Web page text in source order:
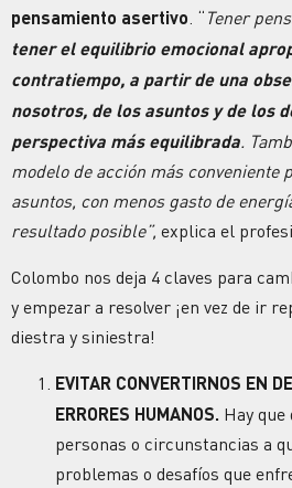
pensamiento asertivo. “ Tener
tener el equilibrio emocional
contratiempo, a partir de una
nosotros, de los asuntos y de los
perspectiva más equilibrada.
modelo de acción más conveniente
asuntos, con menos gasto de
resultado posible”, explica el
Colombo nos deja 4 claves para
y empezar a resolver ¡en vez de ir
diestra y siniestra!
EVITAR CONVERTIRNOS EN
ERRORES HUMANOS. Hay
personas o circunstancias a
problemas o desafíos que